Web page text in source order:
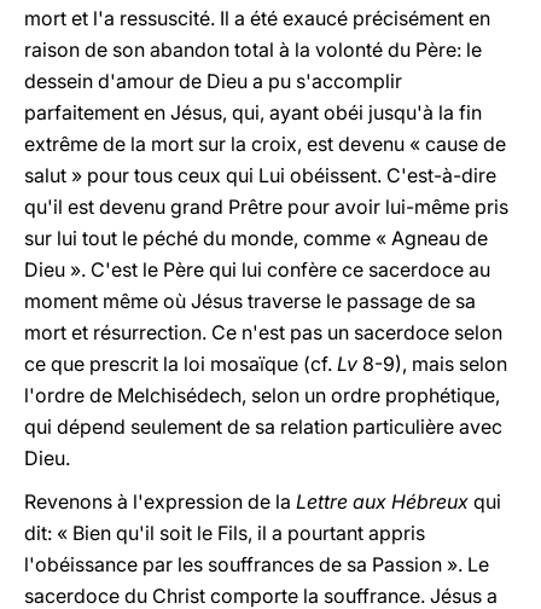
mort et l'a ressuscité. Il a été exaucé précisément en
raison de son abandon total à la volonté du Père: le
dessein d'amour de Dieu a pu s'accomplir
parfaitement en Jésus, qui, ayant obéi jusqu'à la fin
extrême de la mort sur la croix, est devenu « cause de
salut » pour tous ceux qui Lui obéissent. C'est-à-dire
qu'il est devenu grand Prêtre pour avoir lui-même pris
sur lui tout le péché du monde, comme « Agneau de
Dieu ». C'est le Père qui lui confère ce sacerdoce au
moment même où Jésus traverse le passage de sa
mort et résurrection. Ce n'est pas un sacerdoce selon
ce que prescrit la loi mosaïque (cf. Lv 8-9), mais selon
l'ordre de Melchisédech, selon un ordre prophétique,
qui dépend seulement de sa relation particulière avec
Dieu.
Revenons à l'expression de la Lettre aux Hébreux qui
dit: « Bien qu'il soit le Fils, il a pourtant appris
l'obéissance par les souffrances de sa Passion ». Le
sacerdoce du Christ comporte la souffrance. Jésus a